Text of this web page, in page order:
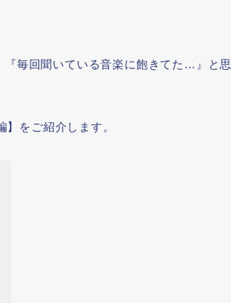
毎回聞いている音楽に飽きてた…』と思
をご紹介します。